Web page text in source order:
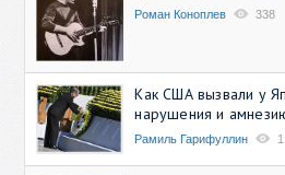
Роман Коноплев 338
Как США вызвали у
нарушения и
Рамиль Гарифуллин